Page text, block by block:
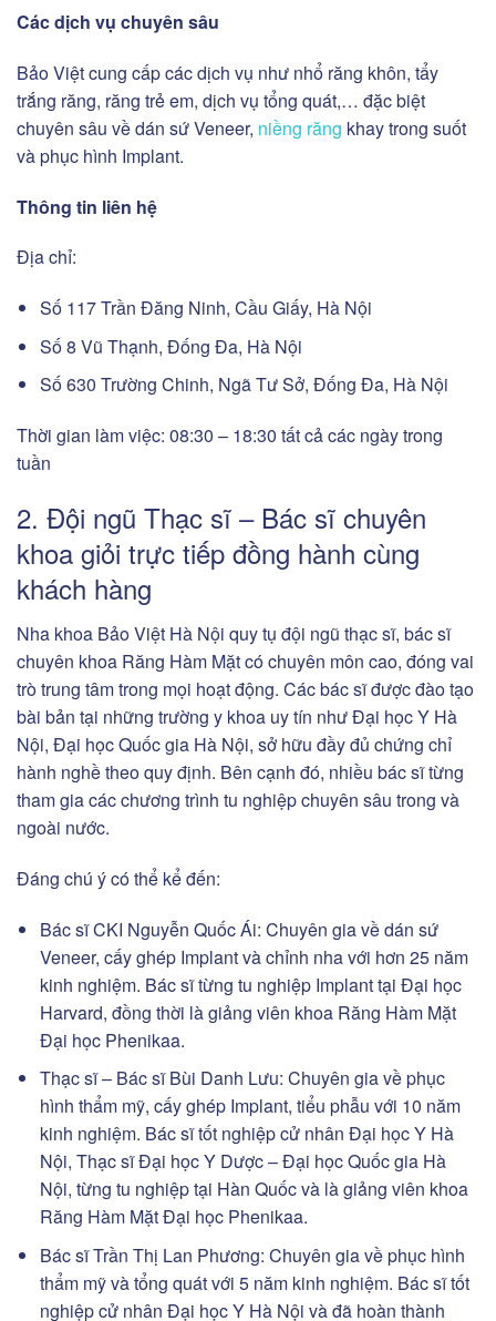
Các dịch vụ chuyên sâu
Bảo Việt cung cấp các dịch vụ như nhổ răng khôn, tẩy
trắng răng, răng trẻ em, dịch vụ tổng quát,… đặc biệt
chuyên sâu về dán sứ Veneer, niềng răng khay trong suốt
và phục hình Implant.
Thông tin liên hệ
Địa chỉ:
Số 117 Trần Đăng Ninh, Cầu Giấy, Hà Nội
Số 8 Vũ Thạnh, Đống Đa, Hà Nội
Số 630 Trường Chinh, Ngã Tư Sở, Đống Đa, Hà Nội
Thời gian làm việc: 08:30 – 18:30 tất cả các ngày trong
tuần
2. Đội ngũ Thạc sĩ – Bác sĩ chuyên
khoa giỏi trực tiếp đồng hành cùng
khách hàng
Nha khoa Bảo Việt Hà Nội quy tụ đội ngũ thạc sĩ, bác sĩ
chuyên khoa Răng Hàm Mặt có chuyên môn cao, đóng vai
trò trung tâm trong mọi hoạt động. Các bác sĩ được đào tạo
bài bản tại những trường y khoa uy tín như Đại học Y Hà
Nội, Đại học Quốc gia Hà Nội, sở hữu đầy đủ chứng chỉ
hành nghề theo quy định. Bên cạnh đó, nhiều bác sĩ từng
tham gia các chương trình tu nghiệp chuyên sâu trong và
ngoài nước.
Đáng chú ý có thể kể đến:
Bác sĩ CKI Nguyễn Quốc Ái: Chuyên gia về dán sứ
Veneer, cấy ghép Implant và chỉnh nha với hơn 25 năm
kinh nghiệm. Bác sĩ từng tu nghiệp Implant tại Đại học
Harvard, đồng thời là giảng viên khoa Răng Hàm Mặt
Đại học Phenikaa.
Thạc sĩ – Bác sĩ Bùi Danh Lưu: Chuyên gia về phục
hình thẩm mỹ, cấy ghép Implant, tiểu phẫu với 10 năm
kinh nghiệm. Bác sĩ tốt nghiệp cử nhân Đại học Y Hà
Nội, Thạc sĩ Đại học Y Dược – Đại học Quốc gia Hà
Nội, từng tu nghiệp tại Hàn Quốc và là giảng viên khoa
Răng Hàm Mặt Đại học Phenikaa.
Bác sĩ Trần Thị Lan Phương: Chuyên gia về phục hình
thẩm mỹ và tổng quát với 5 năm kinh nghiệm. Bác sĩ tốt
nghiệp cử nhân Đại học Y Hà Nội và đã hoàn thành